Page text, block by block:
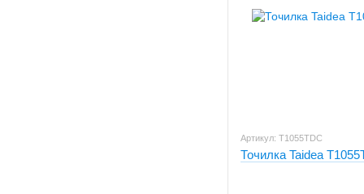
Артикул: T1055TDC
Точилка Taidea